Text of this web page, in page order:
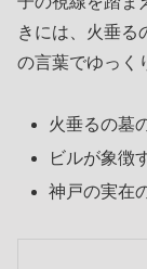
きには、火垂る
の言葉でゆっく
火垂るの墓
ビルが象徴
神戸の実在